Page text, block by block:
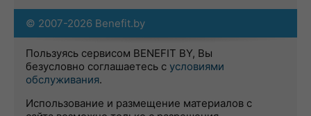
© 2007-2026 Benefit.by
Пользуясь сервисом BENEFIT BY, Вы
безусловно соглашаетесь с условиями
обслуживания.
Использование и размещение материалов с